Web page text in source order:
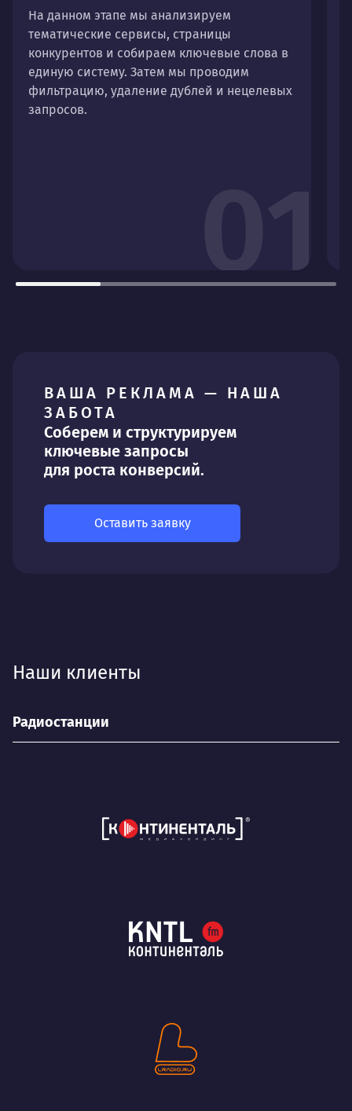
01
На данном этапе мы анализируем
тематические сервисы, страницы
конкурентов и собираем ключевые слова в
единую систему. Затем мы проводим
фильтрацию, удаление дублей и нецелевых
запросов.
ВАША РЕКЛАМА — НАША
ЗАБОТА
Соберем и структурируем
ключевые запросы
для роста конверсий.
Оставить заявку
Наши клиенты
Радиостанции